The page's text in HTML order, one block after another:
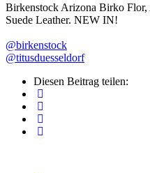
Birkenstock Arizona Birko
Suede Leather. NEW IN!
@birkenstock
@titusduesseldorf
Diesen Beitrag teilen: